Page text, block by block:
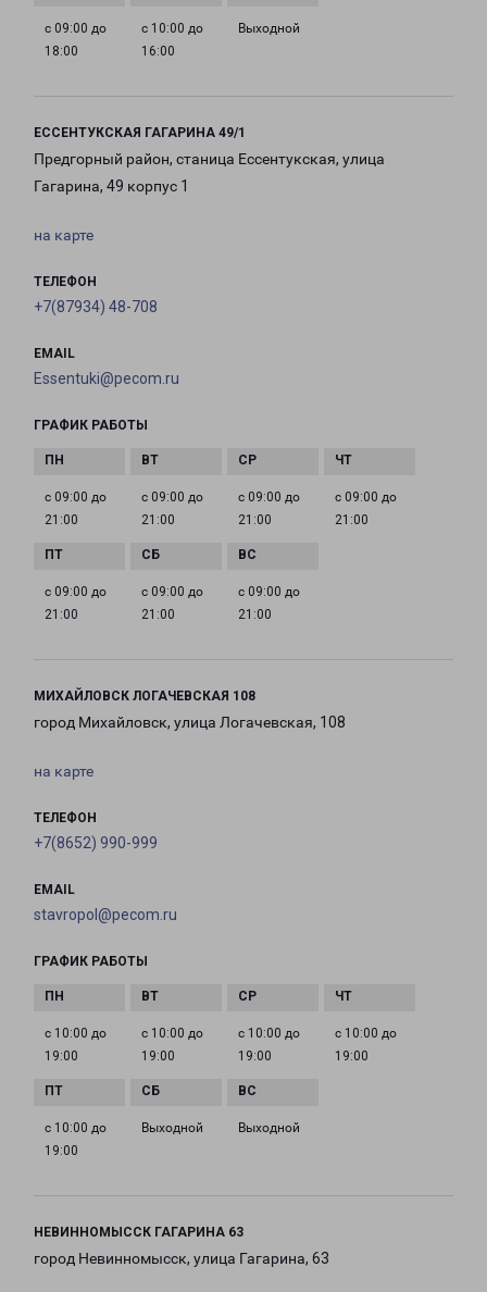
с 09:00 до
18:00
с 10:00 до
16:00
Выходной
ЕССЕНТУКСКАЯ ГАГАРИНА 49/1
Предгорный район, станица Ессентукская, улица
Гагарина, 49 корпус 1
на карте
ТЕЛЕФОН
+7(87934) 48-708
EMAIL
Essentuki@pecom.ru
ГРАФИК РАБОТЫ
с 09:00 до
21:00
с 09:00 до
21:00
с 09:00 до
21:00
с 09:00 до
21:00
с 09:00 до
21:00
с 09:00 до
21:00
с 09:00 до
21:00
МИХАЙЛОВСК ЛОГАЧЕВСКАЯ 108
город Михайловск, улица Логачевская, 108
на карте
ТЕЛЕФОН
+7(8652) 990-999
EMAIL
stavropol@pecom.ru
ГРАФИК РАБОТЫ
с 10:00 до
19:00
с 10:00 до
19:00
с 10:00 до
19:00
с 10:00 до
19:00
с 10:00 до
19:00
Выходной Выходной
НЕВИННОМЫССК ГАГАРИНА 63
город Невинномысск, улица Гагарина, 63